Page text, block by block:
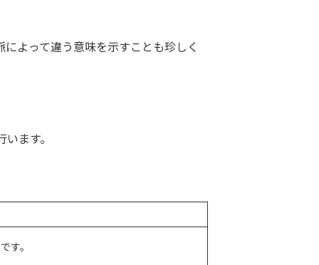
よって違う意味を示すことも珍しく
ます。
す。